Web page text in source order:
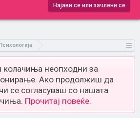
Најави се или зачлени се
колачиња неопходни за
Ако продолжиш да
се согласуваш со нашата
Прочитај повеќе.